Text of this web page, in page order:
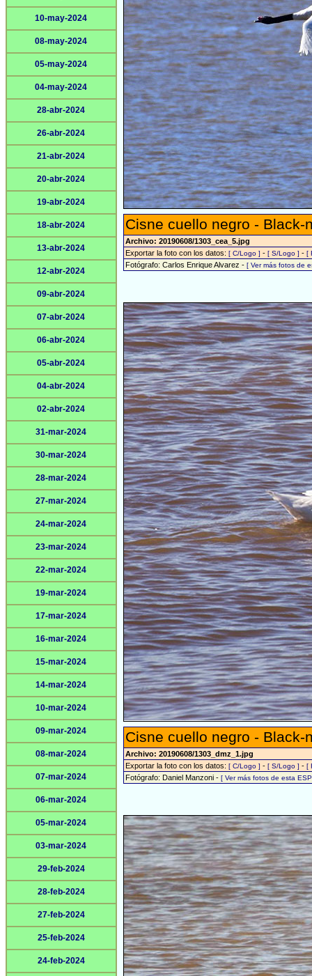
10-may-2024
08-may-2024
05-may-2024
04-may-2024
28-abr-2024
26-abr-2024
21-abr-2024
20-abr-2024
19-abr-2024
18-abr-2024
13-abr-2024
12-abr-2024
09-abr-2024
07-abr-2024
06-abr-2024
05-abr-2024
04-abr-2024
02-abr-2024
31-mar-2024
30-mar-2024
28-mar-2024
27-mar-2024
24-mar-2024
23-mar-2024
22-mar-2024
19-mar-2024
17-mar-2024
16-mar-2024
15-mar-2024
14-mar-2024
10-mar-2024
09-mar-2024
08-mar-2024
07-mar-2024
06-mar-2024
05-mar-2024
03-mar-2024
29-feb-2024
28-feb-2024
27-feb-2024
25-feb-2024
24-feb-2024
Cisne cuello negro -
Archivo: 20190608/1303_cea_5.jpg
Exportar la foto con los datos: [ C/Logo ] - [ S/Logo ] - [
Fotógrafo: Carlos Enrique Alvarez - [ Ver más fotos de
Cisne cuello negro -
Archivo: 20190608/1303_dmz_1.jpg
Exportar la foto con los datos: [ C/Logo ] - [ S/Logo ] - [
Fotógrafo: Daniel Manzoni - [ Ver más fotos de esta